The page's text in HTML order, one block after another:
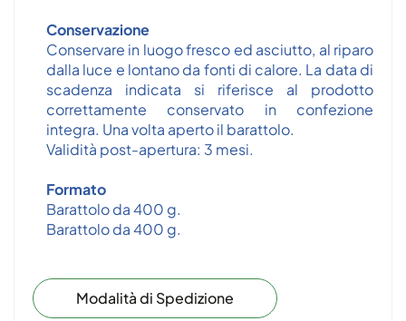
Conservazione
Conservare in luogo fresco ed asciutto, al riparo
dalla luce e lontano da fonti di calore. La data di
scadenza indicata si riferisce al prodotto
correttamente conservato in confezione
integra. Una volta aperto il barattolo.
Validità post-apertura: 3 mesi.
Formato
Barattolo da 400 g.
Barattolo da 400 g.
Modalità di Spedizione